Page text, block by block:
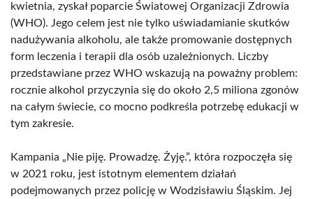
kwietnia, zyskał poparcie Światowej Organizacji Zdrowia
(WHO). Jego celem jest nie tylko uświadamianie skutków
nadużywania alkoholu, ale także promowanie dostępnych
form leczenia i terapii dla osób uzależnionych. Liczby
przedstawiane przez WHO wskazują na poważny problem:
rocznie alkohol przyczynia się do około 2,5 miliona zgonów
na całym świecie, co mocno podkreśla potrzebę edukacji w
tym zakresie.
Kampania „Nie piję. Prowadzę. Żyję.”, która rozpoczęła się
w 2021 roku, jest istotnym elementem działań
podejmowanych przez policję w Wodzisławiu Śląskim. Jej